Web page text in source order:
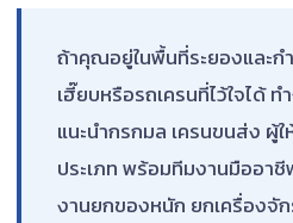
ถ้าคุณอยู่ในพื้นที่ระยองและก
เฮี๊ยบหรือรถเครนที่ไว้ใจได้ ท
แนะนำกรกมล เครนขนส่ง ผู้
ประเภท พร้อมทีมงานมืออา
งานยกของหนัก ยกเครื่องจั